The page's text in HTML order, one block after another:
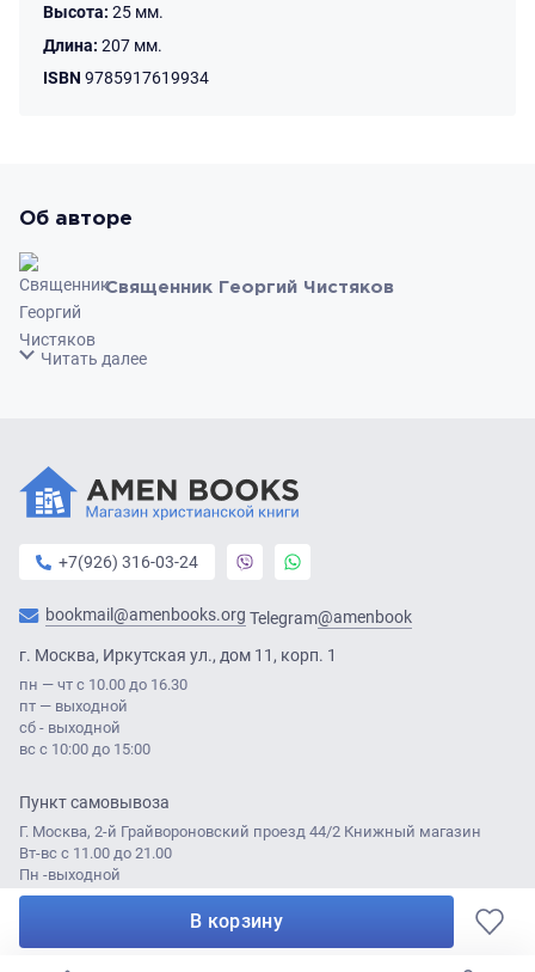
В корзину
Высота: 25 мм.
Длина: 207 мм.
ISBN 9785917619934
Об авторе
Священник Георгий Чистяков
Свернуть
Читать далее
+7(926) 316-03-24
bookmail@amenbooks.org Telegram@amenbook
г. Москва, Иркутская ул., дом 11, корп. 1
пн — чт с 10.00 до 16.30
пт — выходной
сб - выходной
вс с 10:00 до 15:00
Пункт самовывоза
Г. Москва, 2-й Грайвороновский проезд 44/2 Книжный магазин
Вт-вс с 11.00 до 21.00
Пн -выходной
Разработка сайта: Лабаротория ДА